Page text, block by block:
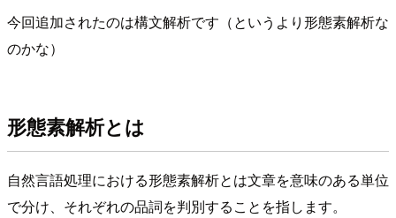
今回追加されたのは構文解析です（というより形態素解析な
のかな）
形態素解析とは
自然言語処理における形態素解析とは文章を意味のある単位
で分け、それぞれの品詞を判別することを指します。